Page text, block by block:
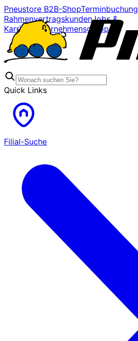
Pneustore B2B-ShopTerminbuchung
RahmenvertragskundenJobs &
Karriere
Unternehmensgruppe
Quick Links
Filial-Suche